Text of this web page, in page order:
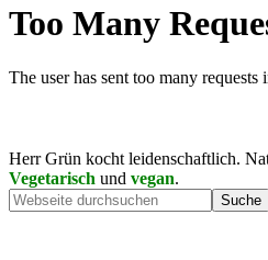
Herr Grün kocht leidenschaftlich.
Vegetarisch und vegan.